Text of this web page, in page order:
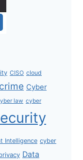
CISO cloud
Cyber
law cyber
Intelligence cyber
Data